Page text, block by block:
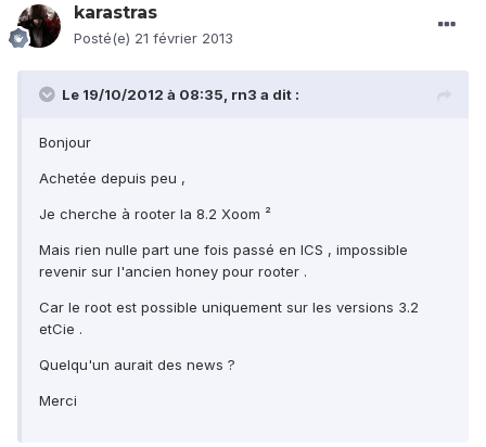
karastras
Posté(e) 21 février 2013
Le 19/10/2012 à 08:35, rn3 a dit :
Bonjour
Achetée depuis peu ,
Je cherche à rooter la 8.2 Xoom ²
Mais rien nulle part une fois passé en ICS , impossible
revenir sur l'ancien honey pour rooter .
Car le root est possible uniquement sur les versions 3.2
etCie .
Quelqu'un aurait des news ?
Merci